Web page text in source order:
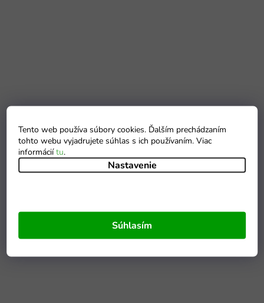
Tento web používa súbory cookies. Ďalším prechádzaním
tohto webu vyjadrujete súhlas s ich používaním. Viac
informáciítu.
Nastavenie
Súhlasím